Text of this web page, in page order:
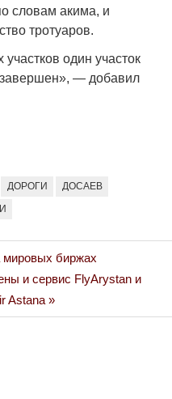
словам акима, и
тротуаров.
один участок
— добавил
ДОРОГИ ДОСАЕВ
мировых биржах
и сервис FlyArystan и
Astana